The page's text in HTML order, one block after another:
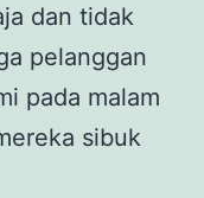
dan tidak
pelanggan
pada malam
sibuk